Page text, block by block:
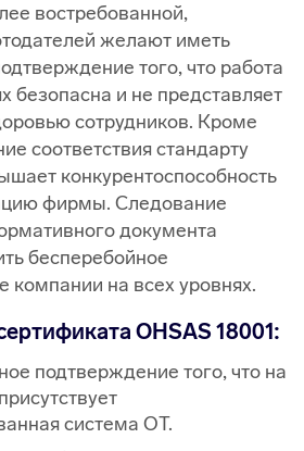
востребованной,
желают иметь
того, что работа
безопасна и не представляет
сотрудников. Кроме
соответствия стандарту
конкурентоспособность
фирмы. Следование
документа
бесперебойное
компании на всех уровнях.
OHSAS 18001:
подтверждение того, что на
система ОТ.